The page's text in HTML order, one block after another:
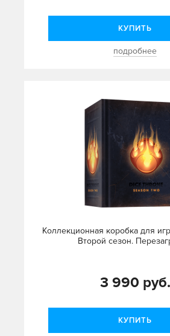
КУПИТЬ
подробнее
Коллекционная коробка для
Второй сезон.
3 990 руб.
КУПИТЬ